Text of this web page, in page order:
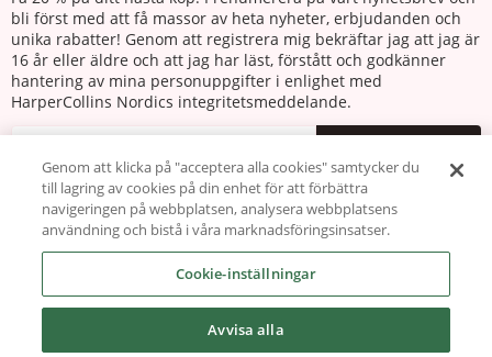
bli först med att få massor av heta nyheter, erbjudanden och
unika rabatter! Genom att registrera mig bekräftar jag att jag är
16 år eller äldre och att jag har läst, förstått och godkänner
hantering av mina personuppgifter i enlighet med
HarperCollins Nordics integritetsmeddelande.
Följ oss
Genom att klicka på "acceptera alla cookies" samtycker du
till lagring av cookies på din enhet för att förbättra
navigeringen på webbplatsen, analysera webbplatsens
användning och bistå i våra marknadsföringsinsatser.
Cookie-inställningar
Avvisa alla